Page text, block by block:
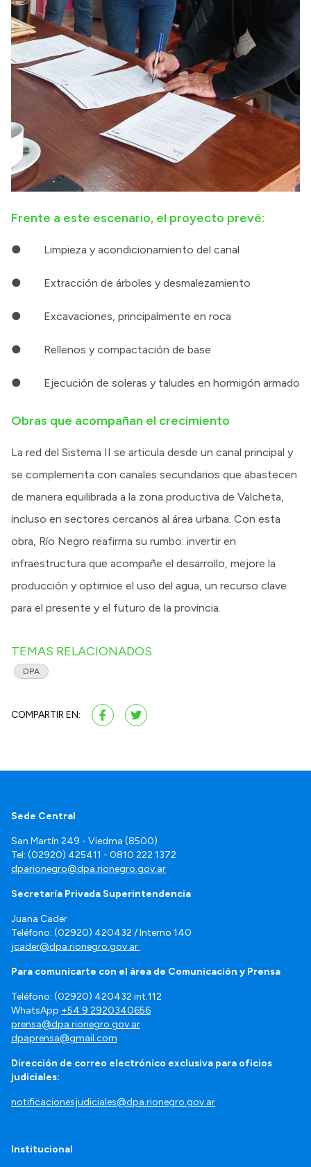
Frente a este escenario, el proyecto prevé:
● Limpieza y acondicionamiento del canal
● Extracción de árboles y desmalezamiento
● Excavaciones, principalmente en roca
● Rellenos y compactación de base
● Ejecución de soleras y taludes en hormigón armado
Obras que acompañan el crecimiento
La red del Sistema II se articula desde un canal principal y
se complementa con canales secundarios que abastecen
de manera equilibrada a la zona productiva de Valcheta,
incluso en sectores cercanos al área urbana. Con esta
obra, Río Negro reafirma su rumbo: invertir en
infraestructura que acompañe el desarrollo, mejore la
producción y optimice el uso del agua, un recurso clave
para el presente y el futuro de la provincia.
TEMAS RELACIONADOS
DPA
COMPARTIR EN:
Sede Central
San Martín 249 - Viedma (8500)
Tel: (02920) 425411 - 0810 222 1372
dparionegro@dpa.rionegro.gov.ar
Secretaría Privada Superintendencia
Juana Cader
Teléfono: (02920) 420432 / Interno 140
jcader@dpa.rionegro.gov.ar
Para comunicarte con el área de Comunicación y Prensa
Teléfono: (02920) 420432 int.112
WhatsApp +54 9 2920340656
prensa@dpa.rionegro.gov.ar
dpaprensa@gmail.com
Dirección de correo electrónico exclusiva para oficios
judiciales:
notificacionesjudiciales@dpa.rionegro.gov.ar
Institucional